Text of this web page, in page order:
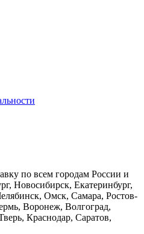
по всем городам России и
Новосибирск, Екатеринбург,
Омск, Самара, Ростов-
Воронеж, Волгоград,
Краснодар, Саратов,